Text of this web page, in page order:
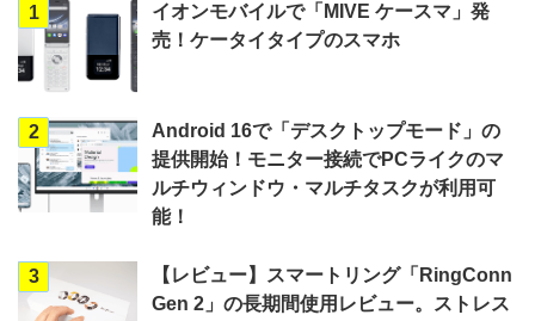
1
イオンモバイルで「MIVE ケースマ」発
売！ケータイタイプのスマホ
2
Android 16で「デスクトップモード」の
提供開始！モニター接続でPCライクのマ
ルチウィンドウ・マルチタスクが利用可
能！
3
【レビュー】スマートリング「RingConn
Gen 2」の長期間使用レビュー。ストレス